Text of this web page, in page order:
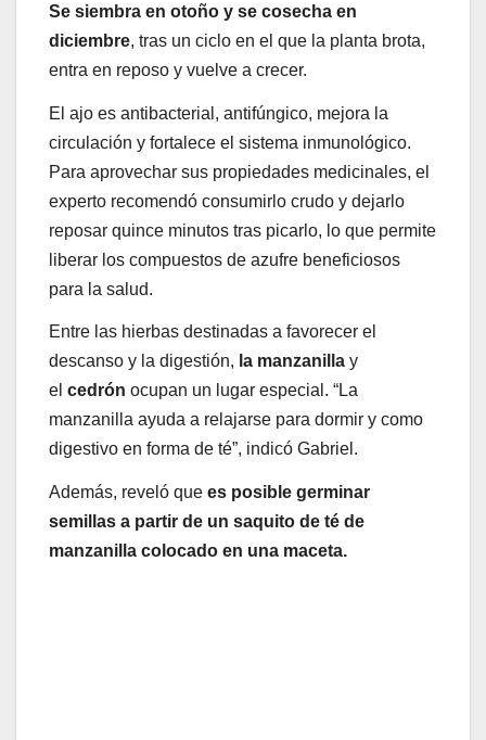
Se siembra en otoño y se cosecha en
diciembre, tras un ciclo en el que la planta brota,
entra en reposo y vuelve a crecer.
El ajo es antibacterial, antifúngico, mejora la
circulación y fortalece el sistema inmunológico.
Para aprovechar sus propiedades medicinales, el
experto recomendó consumirlo crudo y dejarlo
reposar quince minutos tras picarlo, lo que permite
liberar los compuestos de azufre beneficiosos
para la salud.
Entre las hierbas destinadas a favorecer el
descanso y la digestión, la manzanilla y
el cedrón ocupan un lugar especial. “La
manzanilla ayuda a relajarse para dormir y como
digestivo en forma de té”, indicó Gabriel.
Además, reveló que es posible germinar
semillas a partir de un saquito de té de
manzanilla colocado en una maceta.